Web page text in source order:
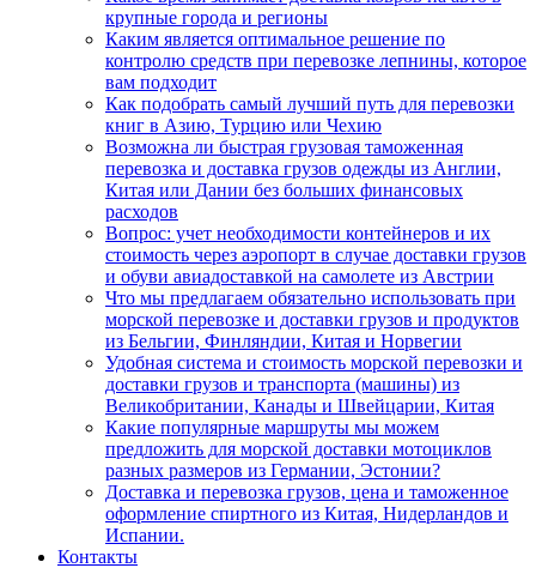
крупные города и регионы
Каким является оптимальное решение по
контролю средств при перевозке лепнины, которое
вам подходит
Как подобрать самый лучший путь для перевозки
книг в Азию, Турцию или Чехию
Возможна ли быстрая грузовая таможенная
перевозка и доставка грузов одежды из Англии,
Китая или Дании без больших финансовых
расходов
Вопрос: учет необходимости контейнеров и их
стоимость через аэропорт в случае доставки грузов
и обуви авиадоставкой на самолете из Австрии
Что мы предлагаем обязательно использовать при
морской перевозке и доставки грузов и продуктов
из Бельгии, Финляндии, Китая и Норвегии
Удобная система и стоимость морской перевозки и
доставки грузов и транспорта (машины) из
Великобритании, Канады и Швейцарии, Китая
Какие популярные маршруты мы можем
предложить для морской доставки мотоциклов
разных размеров из Германии, Эстонии?
Доставка и перевозка грузов, цена и таможенное
оформление спиртного из Китая, Нидерландов и
Испании.
Контакты